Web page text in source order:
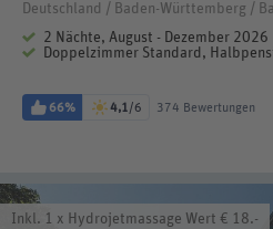
Deutschland / Baden-Württemberg /
2 Nächte, August - Dezember 2026
Doppelzimmer Standard,
66% 4,1/6 374 Bewertungen
Inkl. 1 x Hydrojetmassage Wert € 18.-